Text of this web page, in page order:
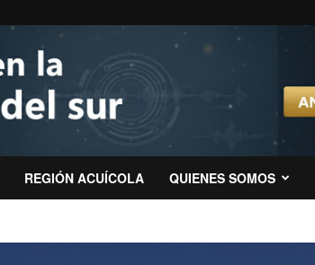
REGIÓN ACUÍCOLA QUIENES SOMOS